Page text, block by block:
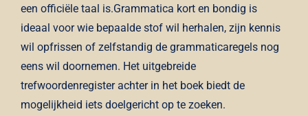
een officiële taal is.Grammatica kort en bondig is
ideaal voor wie bepaalde stof wil herhalen, zijn kennis
wil opfrissen of zelfstandig de grammaticaregels nog
eens wil doornemen. Het uitgebreide
trefwoordenregister achter in het boek biedt de
mogelijkheid iets doelgericht op te zoeken.